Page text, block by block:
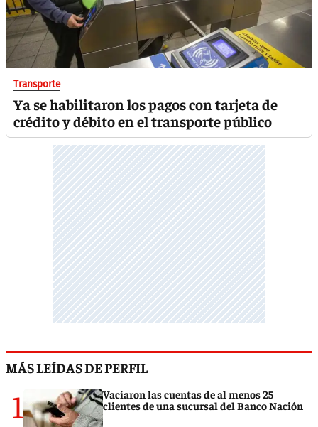
Transporte
Ya se habilitaron los pagos con tarjeta de
crédito y débito en el transporte público
MÁS LEÍDAS DE PERFIL
1
Vaciaron las cuentas de al menos 25
clientes de una sucursal del Banco Nación